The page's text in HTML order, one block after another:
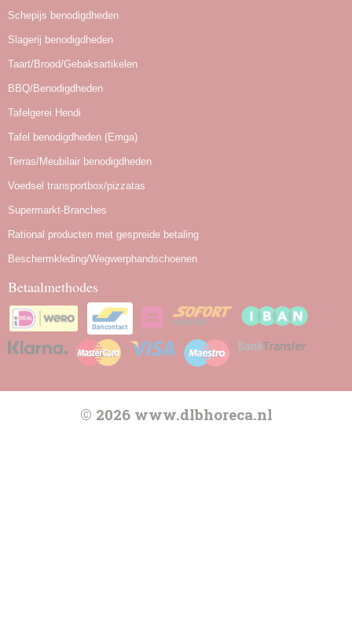
Schepijs benodigdheden
Slagerij benodigdheden
Taart/Brood/Gebaksartikelen
BBQ/Benodigdheden
Tafelgerei Hendi
Tafel benodigdheden (Emga)
Terras/Meubilair benodigdheden
Voedsel transportbox/pizzatas
Supermarkt-Branches
Rational producten met gespreide betaling
Beschermkleding/Wegwerphandschoenen
Betaalmethodes
© 2026 www.dlbhoreca.nl